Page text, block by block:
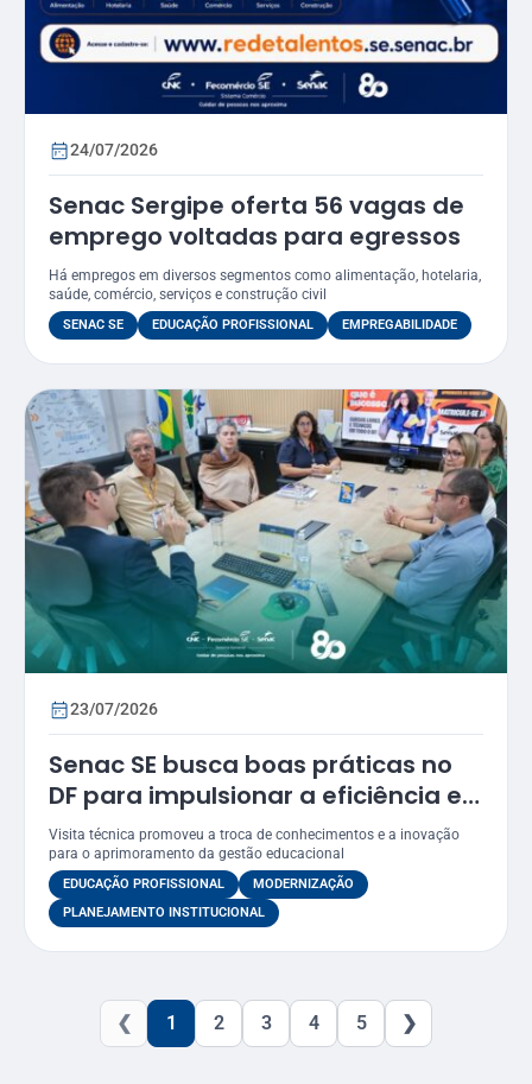
24/07/2026
Senac Sergipe oferta 56 vagas de
emprego voltadas para egressos
Há empregos em diversos segmentos como alimentação, hotelaria,
saúde, comércio, serviços e construção civil
SENAC SE EDUCAÇÃO PROFISSIONAL EMPREGABILIDADE
23/07/2026
Senac SE busca boas práticas no
DF para impulsionar a eficiência e
a modernização dos seus
processos
Visita técnica promoveu a troca de conhecimentos e a inovação
para o aprimoramento da gestão educacional
EDUCAÇÃO PROFISSIONAL
MODERNIZAÇÃO
PLANEJAMENTO INSTITUCIONAL
❮ 1 2 3 4 5 ❯